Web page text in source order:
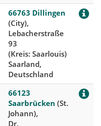
66763 Dillingen
(City),
Lebacherstraße
93
(Kreis: Saarlouis)
Saarland,
Deutschland
66123
Saarbrücken (St.
Johann),
Dr.